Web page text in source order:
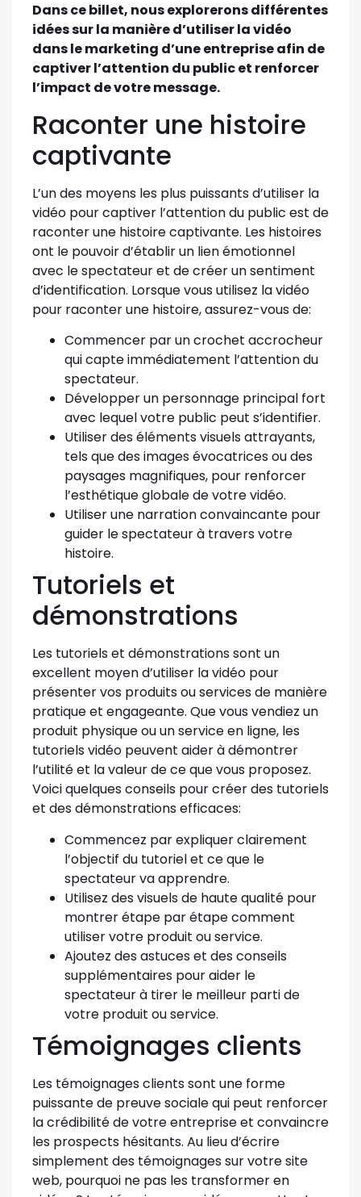
Dans ce billet, nous explorerons différentes
idées sur la manière d’utiliser la vidéo
dans le marketing d’une entreprise afin de
captiver l’attention du public et renforcer
l’impact de votre message.
Raconter une histoire
captivante
L’un des moyens les plus puissants d’utiliser la
vidéo pour captiver l’attention du public est de
raconter une histoire captivante. Les histoires
ont le pouvoir d’établir un lien émotionnel
avec le spectateur et de créer un sentiment
d’identification. Lorsque vous utilisez la vidéo
pour raconter une histoire, assurez-vous de:
Commencer par un crochet accrocheur
qui capte immédiatement l’attention du
spectateur.
Développer un personnage principal fort
avec lequel votre public peut s’identifier.
Utiliser des éléments visuels attrayants,
tels que des images évocatrices ou des
paysages magnifiques, pour renforcer
l’esthétique globale de votre vidéo.
Utiliser une narration convaincante pour
guider le spectateur à travers votre
histoire.
Tutoriels et
démonstrations
Les tutoriels et démonstrations sont un
excellent moyen d’utiliser la vidéo pour
présenter vos produits ou services de manière
pratique et engageante. Que vous vendiez un
produit physique ou un service en ligne, les
tutoriels vidéo peuvent aider à démontrer
l’utilité et la valeur de ce que vous proposez.
Voici quelques conseils pour créer des tutoriels
et des démonstrations efficaces:
Commencez par expliquer clairement
l’objectif du tutoriel et ce que le
spectateur va apprendre.
Utilisez des visuels de haute qualité pour
montrer étape par étape comment
utiliser votre produit ou service.
Ajoutez des astuces et des conseils
supplémentaires pour aider le
spectateur à tirer le meilleur parti de
votre produit ou service.
Témoignages clients
Les témoignages clients sont une forme
puissante de preuve sociale qui peut renforcer
la crédibilité de votre entreprise et convaincre
les prospects hésitants. Au lieu d’écrire
simplement des témoignages sur votre site
web, pourquoi ne pas les transformer en